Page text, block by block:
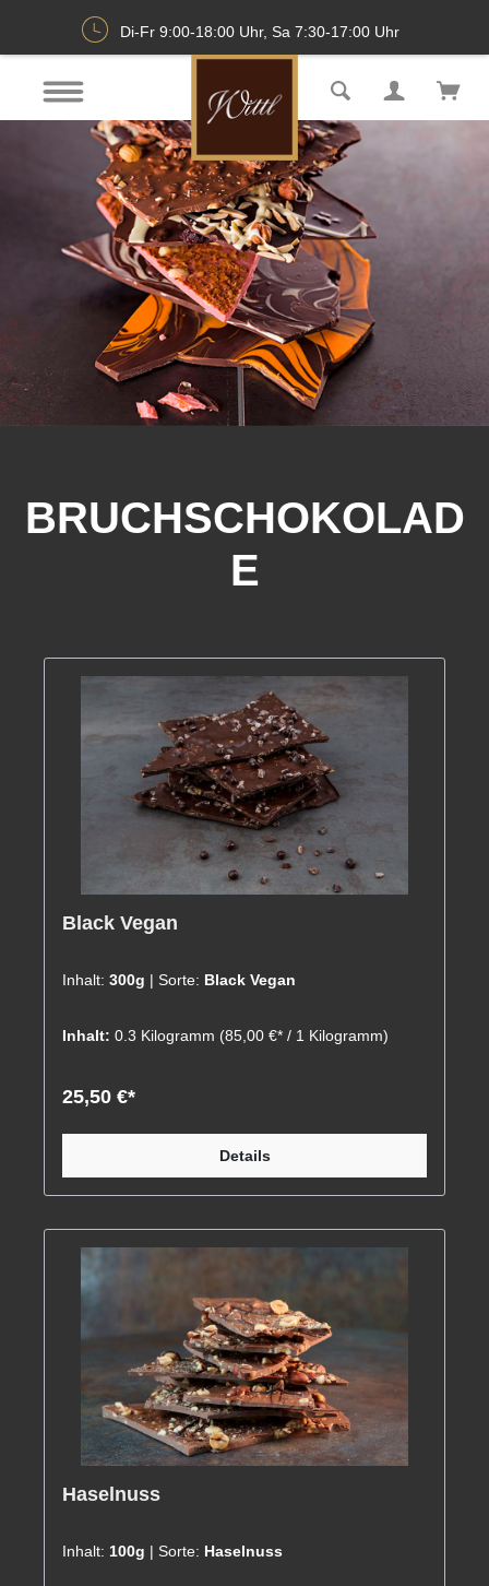
Di-Fr 9:00-18:00 Uhr, Sa 7:30-17:00 Uhr
BRUCHSCHOKOLAD
E
Black Vegan
Inhalt: 300g | Sorte: Black Vegan
Inhalt: 0.3 Kilogramm (85,00 €* / 1 Kilogramm)
25,50 €*
Details
Haselnuss
Inhalt: 100g | Sorte: Haselnuss